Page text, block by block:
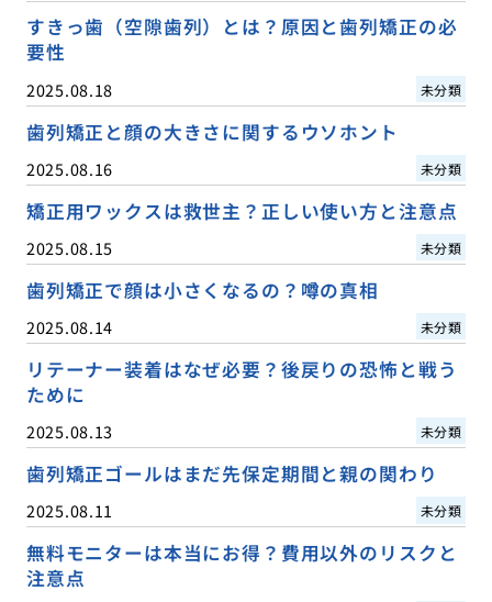
すきっ歯（空隙歯列）とは？原因と歯列矯正の必
要性
2025.08.18 未分類
歯列矯正と顔の大きさに関するウソホント
2025.08.16 未分類
矯正用ワックスは救世主？正しい使い方と注意点
2025.08.15 未分類
歯列矯正で顔は小さくなるの？噂の真相
2025.08.14 未分類
リテーナー装着はなぜ必要？後戻りの恐怖と戦う
ために
2025.08.13 未分類
歯列矯正ゴールはまだ先保定期間と親の関わり
2025.08.11 未分類
無料モニターは本当にお得？費用以外のリスクと
注意点